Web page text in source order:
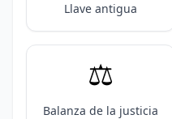
Llave antigua
⚖️
Balanza de la justicia